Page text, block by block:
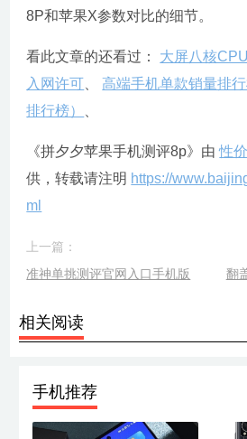
8P和苹果X参数对比的细节。
看此文章的还看过： 大屏八核
入网许可 、高端手机单款销量排
排行榜）
《拼夕夕苹果手机测评8p》由性
供，转载请注明 https://
ml
上一篇：
准神单挑测评官网入口手机版
翻
相关阅读
手机推荐